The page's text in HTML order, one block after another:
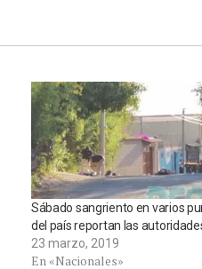
Sábado sangriento en varios
del país reportan las
23 marzo, 2019
En «Nacionales»